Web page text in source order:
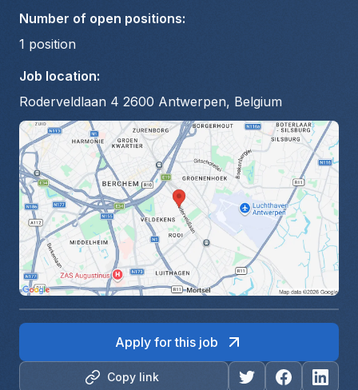
Number of open positions:
1 position
Job location:
Roderveldlaan 4 2600 Antwerpen, Belgium
Copy link
Apply for this job